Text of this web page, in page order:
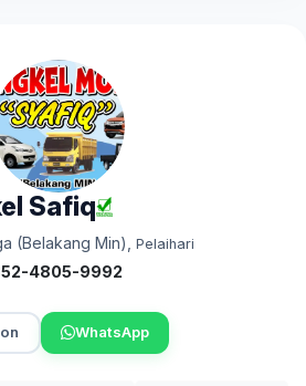
Safiq
(Belakang Min) Pelaihari
4805-9992
WhatsApp